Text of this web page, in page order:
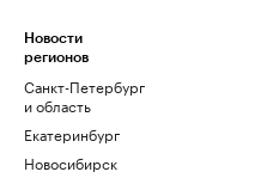
Новости
регионов
Санкт-Петербург
и область
Екатеринбург
Новосибирск